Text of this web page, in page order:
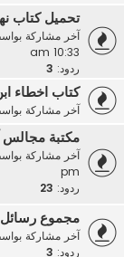
تحميل كتاب
آخر مشاركة
10:33 am
ردود: 3
كتاب اخطاء
آخر مشاركة
مكتبة
آخر مشاركة
pm
ردود: 23
مجموع رسائل
آخر مشاركة
ردود: 3